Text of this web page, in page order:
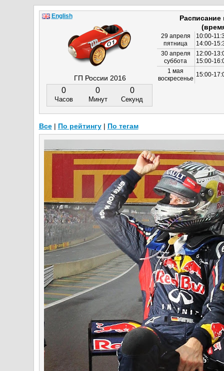
ГП России 2016
0
Часов
0
Минут
0
Секунд
29 апреля
пятница
10:00-
14:00-
30 апреля
суббота
12:00-
15:00-
1 мая
воскресенье
15:00-
English
Все| По рейтингу| По тегам